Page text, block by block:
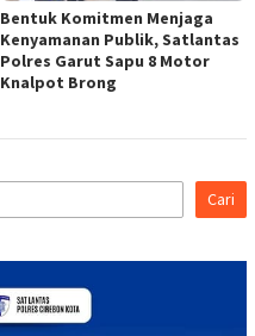
Bentuk Komitmen Menjaga
Kenyamanan Publik, Satlantas
Polres Garut Sapu 8 Motor
Knalpot Brong
Cari